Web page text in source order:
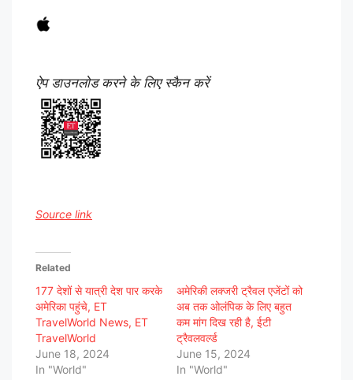
ऐप डाउनलोड करने के लिए स्कैन करें
Source link
Related
177 देशों से यात्री देश पार करके
अमेरिका पहुंचे, ET
TravelWorld News, ET
TravelWorld
June 18, 2024
In "World"
अमेरिकी लक्जरी ट्रैवल एजेंटों को
अब तक ओलंपिक के लिए बहुत
कम मांग दिख रही है, ईटी
ट्रैवलवर्ल्ड
June 15, 2024
In "World"